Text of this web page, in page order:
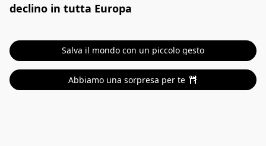
declino in tutta Europa
Salva il mondo con un piccolo gesto
Abbiamo una sorpresa per te 🎁